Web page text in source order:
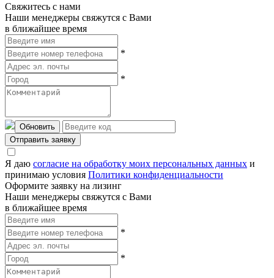
Свяжитесь с нами
Наши менеджеры свяжутся с Вами
в ближайшее время
*
*
Обновить
Отправить заявку
Я даю согласие на обработку моих персональных данных и
принимаю условия Политики конфиденциальности
Оформите заявку на лизинг
Наши менеджеры свяжутся с Вами
в ближайшее время
*
*